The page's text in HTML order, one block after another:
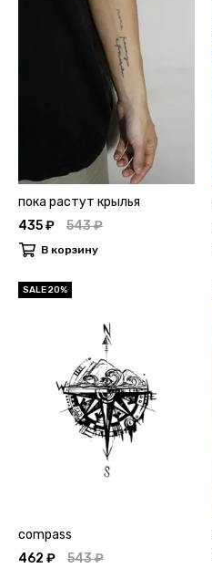
пока растут крылья
435 ₽
543 ₽
В корзину
SALE 20%
compass
462 ₽
543 ₽